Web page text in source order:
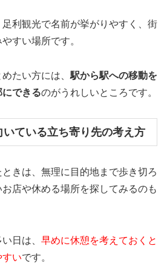
利観光で名前が挙がりやすく、街
すい場所です。
たい方には、 駅から駅への移動を
できるのがうれしいところです。
いている立ち寄り先の考え方
きは、無理に目的地まで歩き切ろ
店や休める場所を探してみるのも
日は、 早めに休憩を考えておくと
いです。